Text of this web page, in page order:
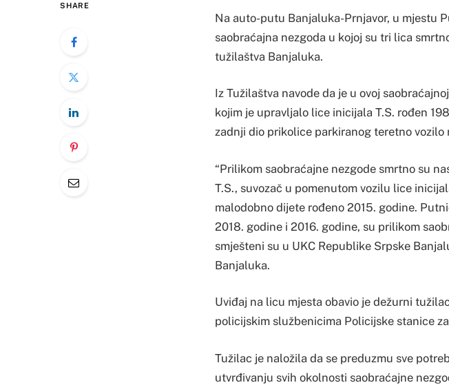
SHARE
Na auto-putu Banjaluka-Prnjavor, u mjestu
saobraćajna nezgoda u kojoj su tri lica
tužilaštva Banjaluka.
Iz Tužilaštva navode da je u ovoj
kojim je upravljalo lice inicijala T.S. rođen
zadnji dio prikolice parkiranog teretno vozilo
“Prilikom saobraćajne nezgode smrtno su
T.S., suvozač u pomenutom vozilu lice
malodobno dijete rođeno 2015. godine.
2018. godine i 2016. godine, su prilikom
smješteni su u UKC Republike Srpske
Banjaluka.
Uviđaj na licu mjesta obavio je dežurni
policijskim službenicima Policijske stanice
Tužilac je naložila da se preduzmu sve
utvrđivanju svih okolnosti saobraćajne